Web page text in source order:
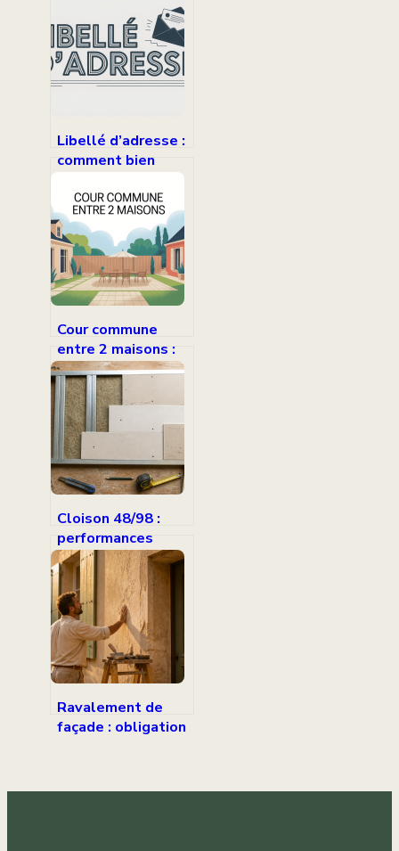
Libellé d’adresse :
comment bien
normaliser et
utiliser vos
adresses
Cour commune
entre 2 maisons :
règles, droits et
solutions
pratiques
Cloison 48/98 :
performances
acoustiques et
montage d’une
paroi haute
résistance
Ravalement de
façade : obligation